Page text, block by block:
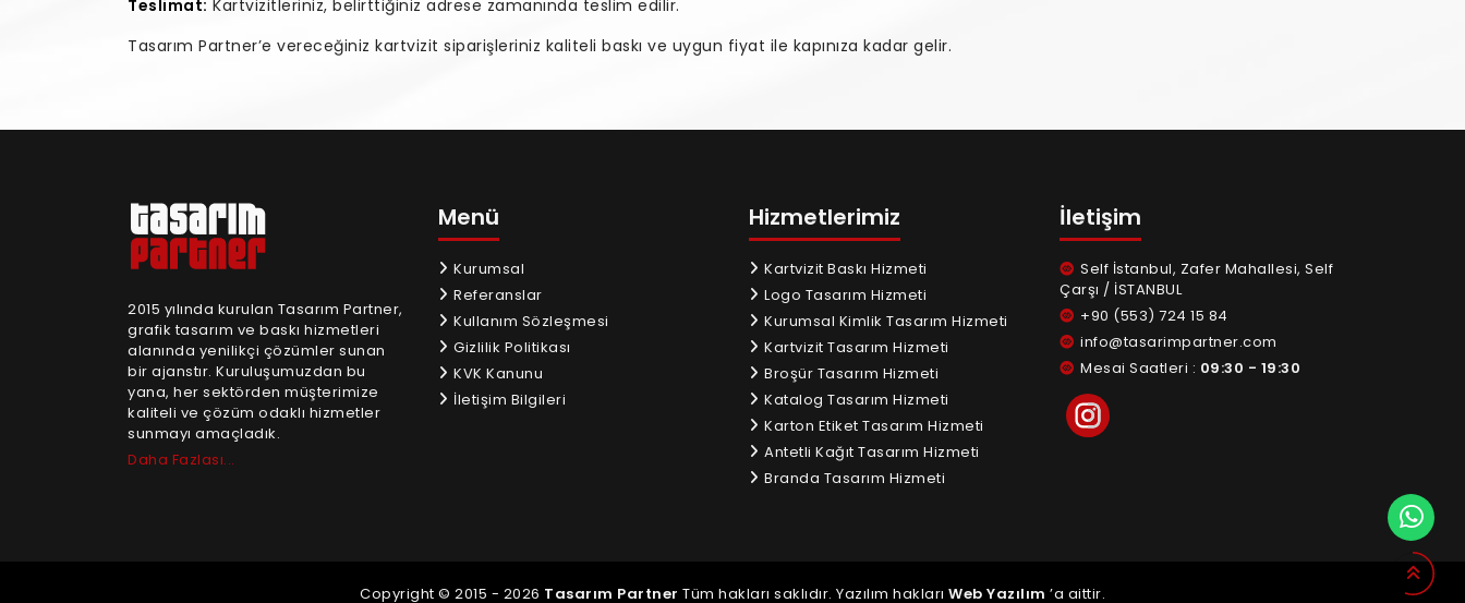
Teslimat: Kartvizitleriniz, belirttiğiniz adrese zamanında teslim edilir.
Tasarım Partner’e vereceğiniz kartvizit siparişleriniz kaliteli baskı ve uygun fiyat ile kapınıza kadar gelir.
2015 yılında kurulan Tasarım Partner,
grafik tasarım ve baskı hizmetleri
alanında yenilikçi çözümler sunan
bir ajanstır. Kuruluşumuzdan bu
yana, her sektörden müşterimize
kaliteli ve çözüm odaklı hizmetler
sunmayı amaçladık.
Daha Fazlası...
Menü
Kurumsal
Referanslar
Kullanım Sözleşmesi
Gizlilik Politikası
KVK Kanunu
İletişim Bilgileri
Hizmetlerimiz
Kartvizit Baskı Hizmeti
Logo Tasarım Hizmeti
Kurumsal Kimlik Tasarım Hizmeti
Kartvizit Tasarım Hizmeti
Broşür Tasarım Hizmeti
Katalog Tasarım Hizmeti
Karton Etiket Tasarım Hizmeti
Antetli Kağıt Tasarım Hizmeti
Branda Tasarım Hizmeti
İletişim
Self İstanbul, Zafer Mahallesi, Self
Çarşı / İSTANBUL
+90 (553) 724 15 84
info@tasarimpartner.com
Mesai Saatleri : 09:30 - 19:30
Copyright © 2015 - 2026 Tasarım Partner Tüm hakları saklıdır. Yazılım hakları Web Yazılım ’a aittir.